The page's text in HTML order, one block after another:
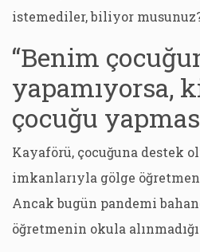
istemediler, biliyor
“Benim
yapamıyorsa,
çocuğu
Kayaförü, çocuğuna destek
imkanlarıyla gölge
Ancak bugün pandemi
öğretmenin okula